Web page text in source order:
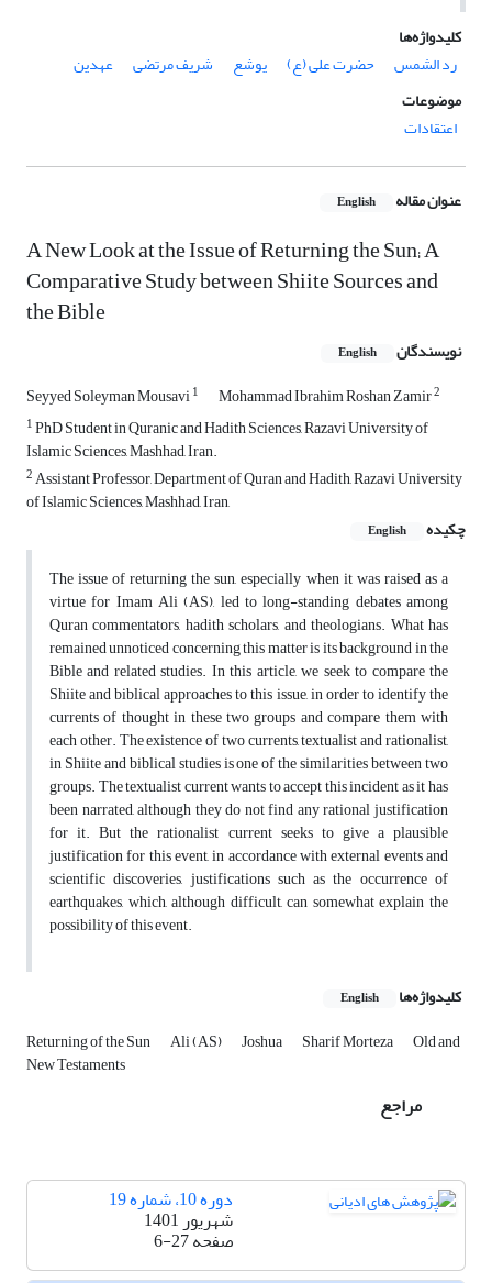
کلیدواژه‌ها
رد الشمس
حضرت علی (ع) یوشع شریف مرتضی
عهدین
موضوعات
اعتقادات
عنوان مقاله English
A New Look at the Issue of Returning the Sun; A
Comparative Study between Shiite Sources and
the Bible
نویسندگان English
Seyyed Soleyman Mousavi1 Mohammad Ibrahim Roshan Zamir2
1PhD Student in Quranic and Hadith Sciences, Razavi University of
Islamic Sciences, Mashhad, Iran.
2Assistant Professor, Department of Quran and Hadith, Razavi University
of Islamic Sciences, Mashhad, Iran,
چکیده
English
The issue of returning the sun, especially when it was raised as a
virtue for Imam Ali (AS), led to long-standing debates among
Quran commentators, hadith scholars, and theologians. What has
remained unnoticed concerning this matter is its background in the
Bible and related studies. In this article, we seek to compare the
Shiite and biblical approaches to this issue, in order to identify the
currents of thought in these two groups and compare them with
each other. The existence of two currents, textualist and rationalist,
in Shiite and biblical studies is one of the similarities between two
groups. The textualist current wants to accept this incident as it has
been narrated, although they do not find any rational justification
for it. But the rationalist current seeks to give a plausible
justification for this event, in accordance with external events and
scientific discoveries, justifications such as the occurrence of
earthquakes, which, although difficult, can somewhat explain the
possibility of this event.
کلیدواژه‌ها English
Returning of the Sun Ali (AS) Joshua Sharif Morteza Old and
New Testaments
مراجع
دوره 10، شماره 19
شهریور 1401
صفحه6-27